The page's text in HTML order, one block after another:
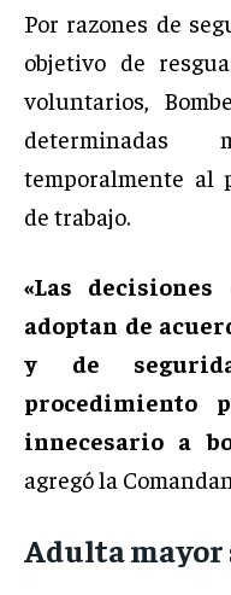
Por razones de
objetivo de
voluntarios,
temporalmente al
de trabajo.
«Las
adoptan de
y de
procedimiento
innecesario a
agregó la
Adulta